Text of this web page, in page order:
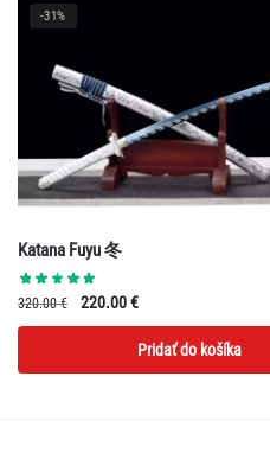
-31%
Katana Fuyu 冬
320.00€
Pôvodná
cena
320.00 €.
220.00€Aktuálna
cena
je:
220.00 €.
Pridať do košíka